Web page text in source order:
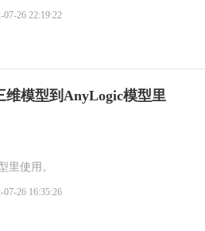
26 22:19:22
维模型到AnyLogic模型里
里使用。
26 16:35:26